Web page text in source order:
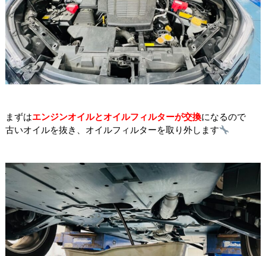
まずはエンジンオイルとオイルフィルターが交換になるので
古いオイルを抜き、オイルフィルターを取り外します